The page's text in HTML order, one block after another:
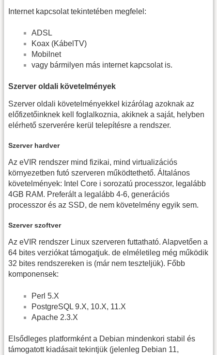
Internet kapcsolat tekintetében megfelel:
ADSL
Koax (KábelTV)
Mobilnet
vagy bármilyen más internet kapcsolat is.
Szerver oldali követelmények
Szerver oldali követelményekkel kizárólag azoknak az
előfizetőinknek kell foglalkoznia, akiknek a saját, helyben
elérhető szerverére kerül telepítésre a rendszer.
Szerver hardver
Az eVIR rendszer mind fizikai, mind virtualizációs
környezetben futó szerveren működtethető. Általános
követelmények: Intel Core i sorozatú processzor, legalább
4GB RAM. Preferált a legalább 4-6, generációs
processzor és az SSD, de nem követelmény egyik sem.
Szerver szoftver
Az eVIR rendszer Linux szerveren futtatható. Alapvetően a
64 bites verziókat támogatjuk. de elméletileg még működik
32 bites rendszereken is (már nem teszteljük). Főbb
komponensek:
Perl 5.X
PostgreSQL 9.X, 10.X, 11.X
Apache 2.3.X
Elsődleges platformként a Debian mindenkori stabil és
támogatott kiadásait tekintjük (jelenleg Debian 11,